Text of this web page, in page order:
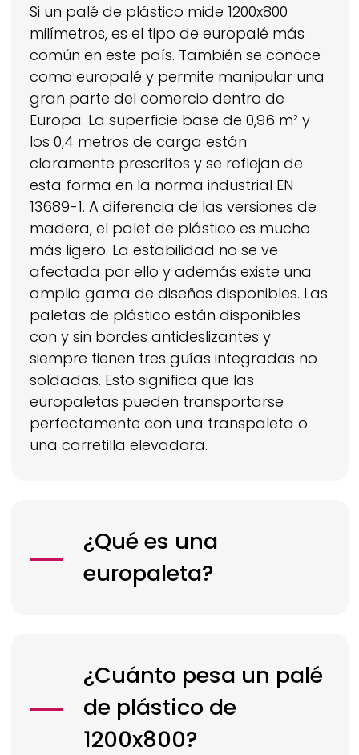
Si un palé de plástico mide 1200x800
milímetros, es el tipo de europalé más
común en este país. También se conoce
como europalé y permite manipular una
gran parte del comercio dentro de
Europa. La superficie base de 0,96 m² y
los 0,4 metros de carga están
claramente prescritos y se reflejan de
esta forma en la norma industrial EN
13689-1. A diferencia de las versiones de
madera, el palet de plástico es mucho
más ligero. La estabilidad no se ve
afectada por ello y además existe una
amplia gama de diseños disponibles. Las
paletas de plástico están disponibles
con y sin bordes antideslizantes y
siempre tienen tres guías integradas no
soldadas. Esto significa que las
europaletas pueden transportarse
perfectamente con una transpaleta o
una carretilla elevadora.
¿Qué es una
europaleta?
¿Cuánto pesa un palé
de plástico de
1200x800?